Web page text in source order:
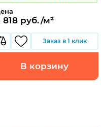
818 руб./м²
Заказ в 1 клик
В корзину